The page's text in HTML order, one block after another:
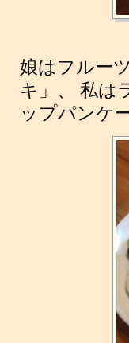
娘はフルー
キ」、 私は
ップパンケ